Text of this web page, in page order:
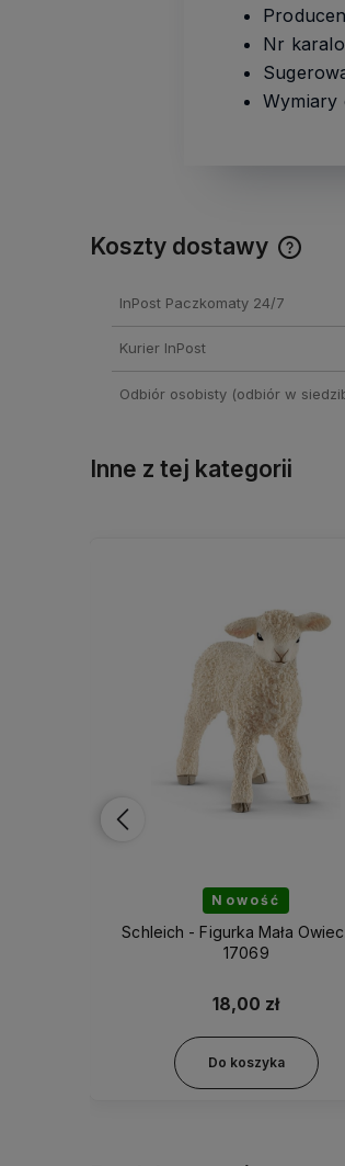
Nr
Wymiary
Koszty dostawy
InPost Paczkomaty 24/7
Kurier InPost
Odbiór osobisty(odbiór w
Inne z tej kategorii
Nowość
Schleich - Figurka Mała
17069
18,00 zł
Do koszyka